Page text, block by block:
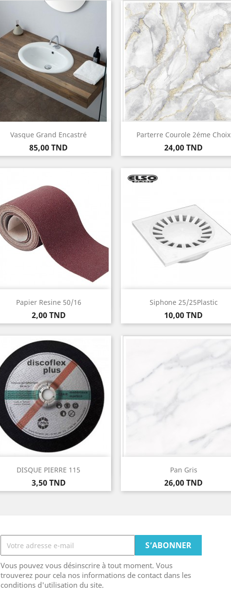
Vasque Grand Encastré
Prix
85,00 TND
Aperçu rapide Parterre Courole 2éme Choix
Prix
24,00 TND
Aperçu rapide
Papier Resine 50/16
Prix
2,00 TND
Aperçu rapide Siphone 25/25Plastic
Prix
10,00 TND
Aperçu rapide
DISQUE PIERRE 115
Prix
3,50 TND
Aperçu rapide Pan Gris
Prix
26,00 TND
Aperçu rapide
Vous pouvez vous désinscrire à tout moment. Vous
trouverez pour cela nos informations de contact dans les
conditions d'utilisation du site.